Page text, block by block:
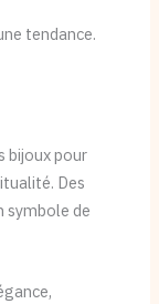
tendance.
bijoux pour
Des
symbole de